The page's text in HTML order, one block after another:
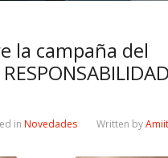
la campaña del
in Novedades Written by